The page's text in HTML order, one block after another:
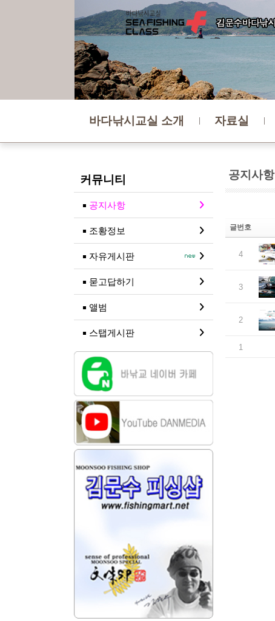
바다낚시교실 소개 자료실
공지사항
커뮤니티
공지사항
조황정보
자유게시판
묻고답하기
앨범
스탭게시판
글번호
4
3
2
1